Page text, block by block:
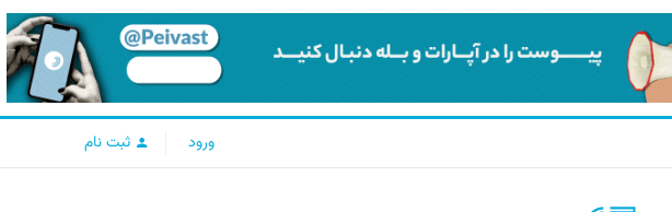
ورود ثبت نام